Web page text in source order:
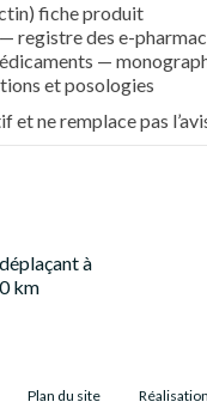
fiche produit
registre des e-
—
et posologies
ne remplace pas
à
km
Plan du site Réalisation